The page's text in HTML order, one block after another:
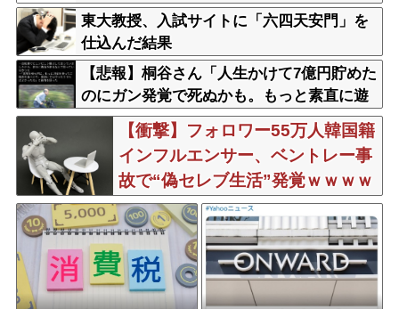
郎Forever????」
東大教授、入試サイトに「六四天安門」を
仕込んだ結果
【悲報】桐谷さん「人生かけて7億円貯めた
のにガン発覚で死ぬかも。もっと素直に遊
べばよかった」後悔の涙
【衝撃】フォロワー55万人韓国籍
インフルエンサー、ベントレー事
故で“偽セレブ生活”発覚ｗｗｗｗ
ｗｗ